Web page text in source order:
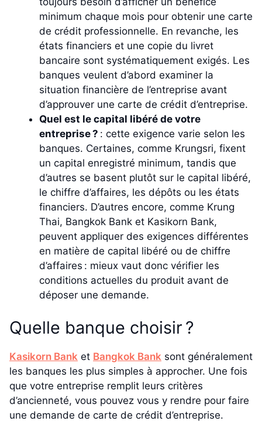
minimum chaque mois pour obtenir une carte
de crédit professionnelle. En revanche, les
états financiers et une copie du livret
bancaire sont systématiquement exigés. Les
banques veulent d’abord examiner la
situation financière de l’entreprise avant
d’approuver une carte de crédit d’entreprise.
Quel est le capital libéré de votre
entreprise ? : cette exigence varie selon les
banques. Certaines, comme Krungsri, fixent
un capital enregistré minimum, tandis que
d’autres se basent plutôt sur le capital libéré,
le chiffre d’affaires, les dépôts ou les états
financiers. D’autres encore, comme Krung
Thai, Bangkok Bank et Kasikorn Bank,
peuvent appliquer des exigences différentes
en matière de capital libéré ou de chiffre
d’affaires : mieux vaut donc vérifier les
conditions actuelles du produit avant de
déposer une demande.
Quelle banque choisir ?
Kasikorn Bank et Bangkok Bank sont généralement
les banques les plus simples à approcher. Une fois
que votre entreprise remplit leurs critères
d’ancienneté, vous pouvez vous y rendre pour faire
une demande de carte de crédit d’entreprise.